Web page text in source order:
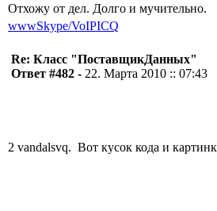
Отхожу от дел. Долго и мучительно.
wwwSkype/VoIPICQ
Re: Класс "ПоставщикДанных"
Ответ #482 - 22. Марта 2010 :: 07:43
2 vandalsvq. Вот кусок кода и